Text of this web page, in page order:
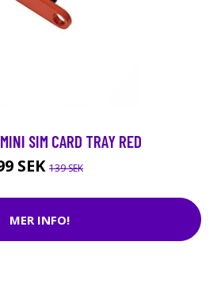
SIM CARD TRAY RED
SEK 139 SEK
MER INFO!